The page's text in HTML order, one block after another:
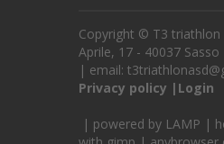
Copyright © T3 triathlon
Aprile, 17 - 40037
| email:
Privacy policy | Login
| powered by LAMP |